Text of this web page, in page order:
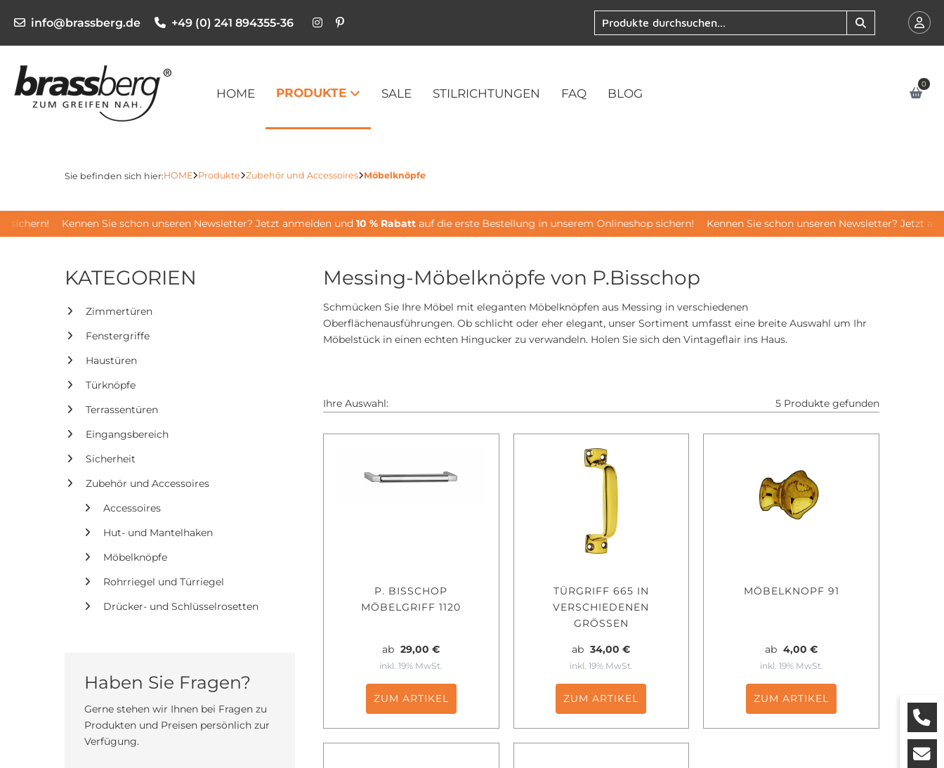
info@brassberg.de +49 (0) 241 894355-36
HOME PRODUKTE SALE STILRICHTUNGEN FAQ BLOG
0
Sie befinden sich hier:HOME Produkte Zubehör und Accessoires Möbelknöpfe
Kennen Sie schon unseren Newsletter? Jetzt anmelden und10 % Rabattauf die erste Bestellung in unserem Onlineshop sichern! Kennen Sie schon unseren Newsletter? Jetzt
KATEGORIEN
Zimmertüren
Fenstergriffe
Haustüren
Türknöpfe
Terrassentüren
Eingangsbereich
Sicherheit
Zubehör und Accessoires
Accessoires
Hut- und Mantelhaken
Möbelknöpfe
Rohrriegel und Türriegel
Drücker- und Schlüsselrosetten
Haben Sie Fragen?
Gerne stehen wir Ihnen bei Fragen zu
Produkten und Preisen persönlich zur
Verfügung.
Messing-Möbelknöpfe von P.Bisschop
Schmücken Sie Ihre Möbel mit eleganten Möbelknöpfen aus Messing in verschiedenen
Oberflächenausführungen. Ob schlicht oder eher elegant, unser Sortiment umfasst eine breite Auswahl um Ihr
Möbelstück in einen echten Hingucker zu verwandeln. Holen Sie sich den Vintageflair ins Haus.
Ihre Auswahl: 5 Produkte gefunden
P. BISSCHOP
MÖBELGRIFF 1120
ab 29,00 €
inkl. 19% MwSt.
ZUM ARTIKEL
TÜRGRIFF 665 IN
VERSCHIEDENEN
GRÖSSEN
ab 34,00 €
inkl. 19% MwSt.
ZUM ARTIKEL
MÖBELKNOPF 91
ab 4,00 €
inkl. 19% MwSt.
ZUM ARTIKEL